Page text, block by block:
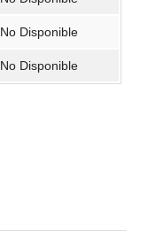
No Disponible
No Disponible